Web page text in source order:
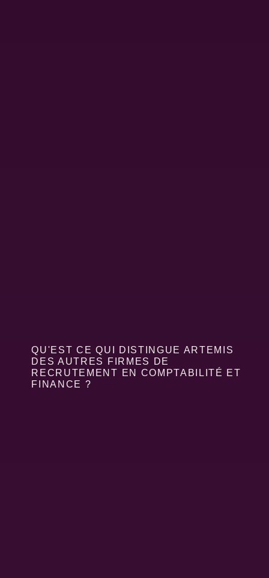
QU'EST CE QUI DISTINGUE ARTEMIS
DES AUTRES FIRMES DE
RECRUTEMENT EN COMPTABILITÉ ET
FINANCE ?